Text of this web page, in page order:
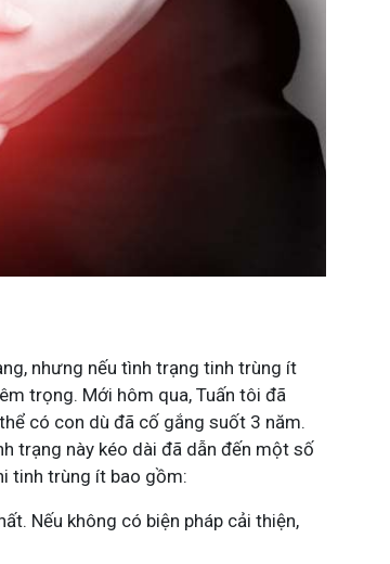
nhưng nếu tình trạng tinh trùng ít
trọng. Mới hôm qua, Tuấn tôi đã
có con dù đã cố gắng suốt 3 năm.
trạng này kéo dài đã dẫn đến một số
tinh trùng ít bao gồm:
Nếu không có biện pháp cải thiện,